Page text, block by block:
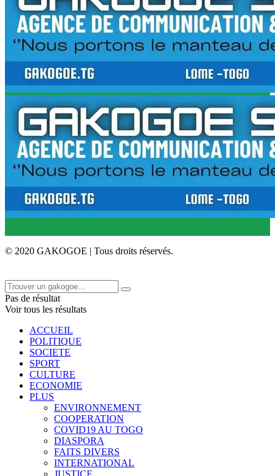
© 2020 GAKOGOE | Tous droits réservés.
Pas de résultat
Voir tous les résultats
ACCUEIL
POLITIQUE
SOCIETE
SPORT
CULTURE
ECONOMIE
PLUS
ENVIRONNEMENT
COOPERATION
COVID19 AU TOGO
DIASPORA
FAITS DIVERS
INTERNATIONAL
JUSTICE